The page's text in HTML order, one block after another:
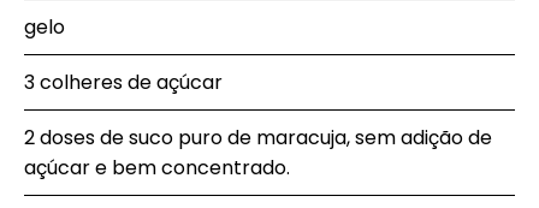
gelo
3 colheres de açúcar
2 doses de suco puro de maracuja, sem adição de
açúcar e bem concentrado.